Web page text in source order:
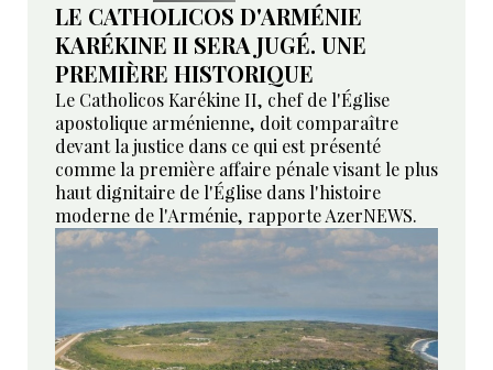
LE CATHOLICOS D'ARMÉNIE
KARÉKINE II SERA JUGÉ. UNE
PREMIÈRE HISTORIQUE
Le Catholicos Karékine II, chef de l'Église
apostolique arménienne, doit comparaître
devant la justice dans ce qui est présenté
comme la première affaire pénale visant le plus
haut dignitaire de l'Église dans l'histoire
moderne de l'Arménie, rapporte AzerNEWS.